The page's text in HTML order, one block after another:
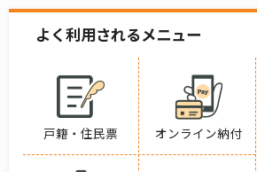
よく利用されるメニュー
戸籍・住民票 オンライン納付